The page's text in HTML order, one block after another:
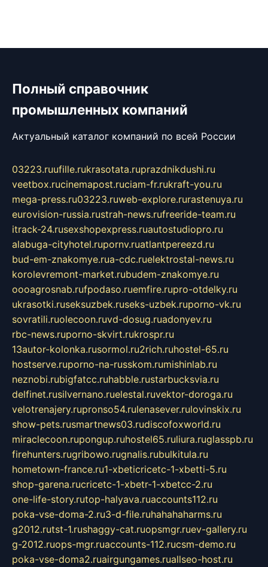
Полный справочник
промышленных компаний
Актуальный каталог компаний по всей России
03223.ruufille.rukrasotata.ruprazdnikdushi.ru
veetbox.rucinemapost.ruciam-fr.rukraft-you.ru
mega-press.ru03223.ruweb-explore.rurastenuya.ru
eurovision-russia.rustrah-news.rufreeride-team.ru
itrack-24.rusexshopexpress.ruautostudiopro.ru
alabuga-cityhotel.rupornv.ruatlantpereezd.ru
bud-em-znakomye.rua-cdc.ruelektrostal-news.ru
korolevremont-market.rubudem-znakomye.ru
oooagrosnab.rufpodaso.ruemfire.rupro-otdelky.ru
ukrasotki.ruseksuzbek.ruseks-uzbek.ruporno-vk.ru
sovratili.ruolecoon.ruvd-dosug.ruadonyev.ru
rbc-news.ruporno-skvirt.rukrospr.ru
13autor-kolonka.rusormol.ru2rich.ruhostel-65.ru
hostserve.ruporno-na-russkom.rumishinlab.ru
neznobi.rubigfatcc.ruhabble.rustarbucksvia.ru
delfinet.rusilvernano.ruelestal.ruvektor-doroga.ru
velotrenajery.rupronso54.rulenasever.rulovinskix.ru
show-pets.rusmartnews03.rudiscofoxworld.ru
miraclecoon.rupongup.ruhostel65.ruliura.ruglasspb.ru
firehunters.rugribowo.rugnalis.rubulkitula.ru
hometown-france.ru1-xbeticricetc-1-xbetti-5.ru
shop-garena.rucricetc-1-xbetr-1-xbetcc-2.ru
one-life-story.rutop-halyava.ruaccounts112.ru
poka-vse-doma-2.ru3-d-file.ruhahahaharms.ru
g2012.rutst-1.rushaggy-cat.ruopsmgr.ruev-gallery.ru
g-2012.ruops-mgr.ruaccounts-112.rucsm-demo.ru
poka-vse-doma2.ruairgungames.ruallseo-host.ru